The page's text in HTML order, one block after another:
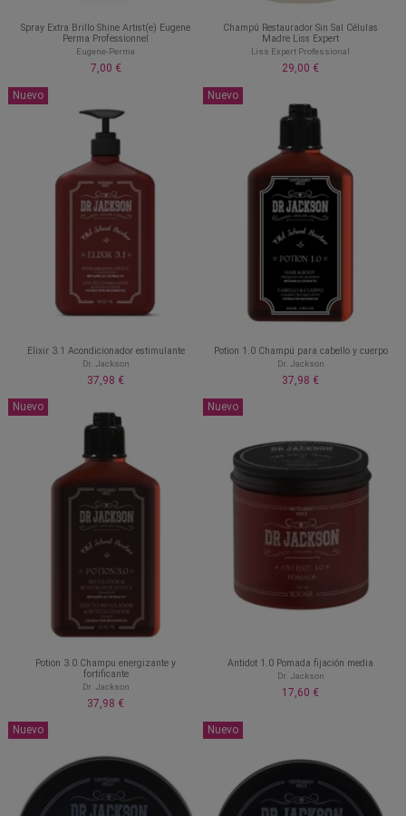
Spray Extra Brillo Shine Artist(e) Eugene
Perma Professionnel
Eugene-Perma
7,00 €
Champú Restaurador Sin Sal Células
Madre Liss Expert
Liss Expert Professional
29,00 €
Nuevo
Elixir 3.1 Acondicionador estimulante
Dr. Jackson
37,98 €
Nuevo
Potion 1.0 Champú para cabello y cuerpo
Dr. Jackson
37,98 €
Nuevo
Potion 3.0 Champu energizante y
fortificante
Dr. Jackson
37,98 €
Nuevo
Antidot 1.0 Pomada fijación media
Dr. Jackson
17,60 €
Nuevo Nuevo